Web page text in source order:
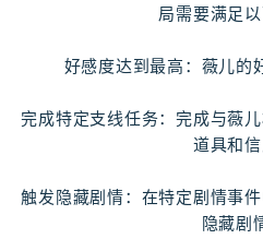
局需要满足以
好感度达到最高：薇儿的
完成特定支线任务：完成与薇
道具和信
触发隐藏剧情：在特定剧情事
隐藏剧